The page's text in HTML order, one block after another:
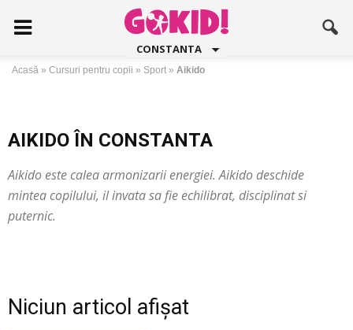
CONSTANTA
Acasă » Cursuri pentru copii » Sport » Aikido
AIKIDO ÎN CONSTANTA
Aikido este calea armonizarii energiei. Aikido deschide
mintea copilului, il invata sa fie echilibrat, disciplinat si
puternic.
Niciun articol afișat